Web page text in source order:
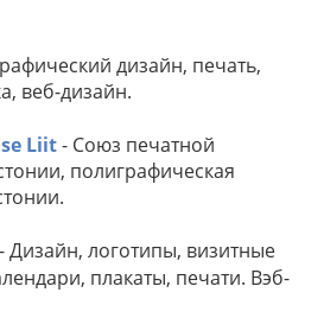
дизайн, печать,
веб-дизайн.
Liit- Союз печатной
полиграфическая
- Дизайн, логотипы, визитные
плакаты, печати. Вэб-